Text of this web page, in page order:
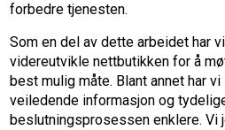
forbedre tjenesten.
Som en del av dette arbeidet har
videreutvikle nettbutikken for å
best mulig måte. Blant annet har
veiledende informasjon og
beslutningsprosessen enklere. Vi